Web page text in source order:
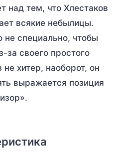
над тем, что Хлестаков
всякие небылицы.
не специально, чтобы
за своего простого
хитер, наоборот, он
выражается позиция